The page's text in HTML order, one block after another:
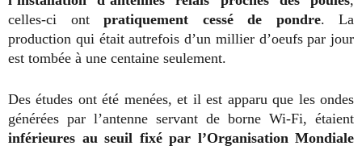
celles-ci ontpratiquement cessé de pondre. La
production qui était autrefois d’un millier d’oeufs par jour
est tombée à une centaine seulement.
Des études ont été menées, et il est apparu que les ondes
générées par l’antenne servant de borne Wi-Fi, étaient
inférieures au seuil fixé par l’Organisation Mondiale